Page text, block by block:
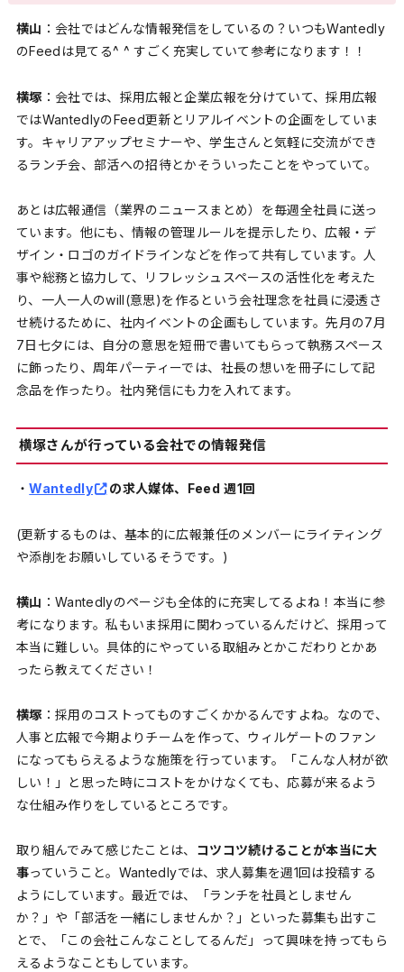
横山 ：会社ではどんな情報発信をしているの？いつもWantedly
のFeedは見てる^ ^ すごく充実していて参考になります！！
横塚 ：会社では、採用広報と企業広報を分けていて、採用広報
ではWantedlyのFeed更新とリアルイベントの企画をしていま
す。キャリアアップセミナーや、学生さんと気軽に交流ができ
るランチ会、部活への招待とかそういったことをやっていて。
あとは広報通信（業界のニュースまとめ）を毎週全社員に送っ
ています。他にも、情報の管理ルールを提示したり、広報・デ
ザイン・ロゴのガイドラインなどを作って共有しています。人
事や総務と協力して、リフレッシュスペースの活性化を考えた
り、一人一人のwill(意思)を作るという会社理念を社員に浸透さ
せ続けるために、社内イベントの企画もしています。先月の7月
7日七夕には、自分の意思を短冊で書いてもらって執務スペース
に飾ったり、周年パーティーでは、社長の想いを冊子にして記
念品を作ったり。社内発信にも力を入れてます。
横塚さんが行っている会社での情報発信
・Wantedly の求人媒体、Feed 週1回
(更新するものは、基本的に広報兼任のメンバーにライティング
や添削をお願いしているそうです。)
横山 ：Wantedlyのページも全体的に充実してるよね！本当に参
考になります。私もいま採用に関わっているんだけど、採用って
本当に難しい。具体的にやっている取組みとかこだわりとかあ
ったら教えてください！
横塚 ：採用のコストってものすごくかかるんですよね。なので、
人事と広報で今期よりチームを作って、ウィルゲートのファン
になってもらえるような施策を行っています。「こんな人材が欲
しい！」と思った時にコストをかけなくても、応募が来るよう
な仕組み作りをしているところです。
取り組んでみて感じたことは、 コツコツ続けることが本当に大
事っていうこと。Wantedlyでは、求人募集を週1回は投稿する
ようにしています。最近では、「ランチを社員としません
か？」や「部活を一緒にしませんか？」といった募集も出すこ
とで、「この会社こんなことしてるんだ」って興味を持ってもら
えるようなこともしています。